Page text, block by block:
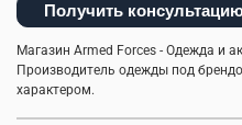
Получить
Магазин Armed Forces - Одежда и
Производитель одежды под
характером.